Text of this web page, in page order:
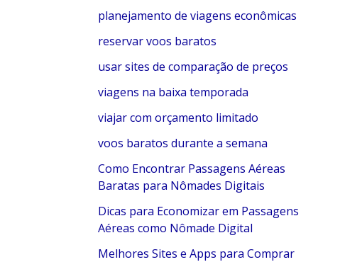
planejamento de viagens econômicas
reservar voos baratos
usar sites de comparação de preços
viagens na baixa temporada
viajar com orçamento limitado
voos baratos durante a semana
Como Encontrar Passagens Aéreas
Baratas para Nômades Digitais
Dicas para Economizar em Passagens
Aéreas como Nômade Digital
Melhores Sites e Apps para Comprar